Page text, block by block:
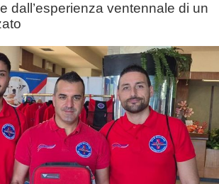
dall’esperienza ventennale di un